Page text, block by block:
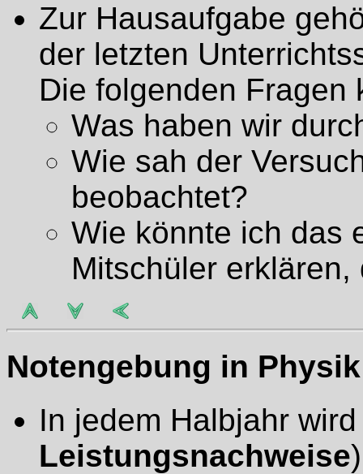
Zur Hausaufgabe
der letzten
Die folgenden Fragen
Was haben wir
Wie sah der
beobachtet?
Wie könnte ich das
Mitschüler
Notengebung in Physik
In jedem Halbjahr
Leistungsnachweise